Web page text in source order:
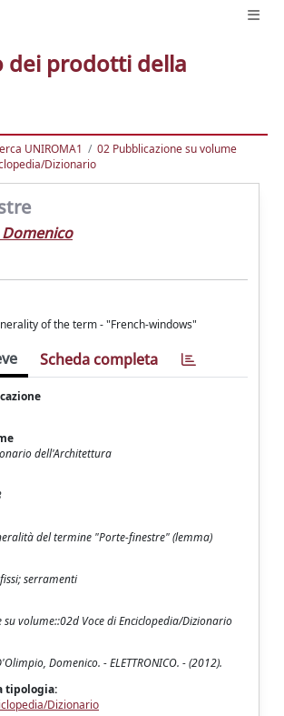
dei prodotti della
UNIROMA1
02 Pubblicazione su volume
Dizionario
of the term - "French-windows"
Scheda completa
dell'Architettura
del termine "Porte-finestre" (lemma)
serramenti
su volume::02d Voce di Enciclopedia/Dizionario
Domenico. - ELETTRONICO. - (2012).
tipologia:
Dizionario